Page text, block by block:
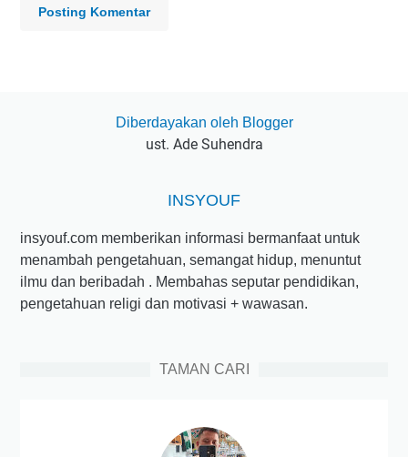
Posting Komentar
Diberdayakan oleh Blogger
ust. Ade Suhendra
INSYOUF
insyouf.com memberikan informasi bermanfaat untuk
menambah pengetahuan, semangat hidup, menuntut
ilmu dan beribadah . Membahas seputar pendidikan,
pengetahuan religi dan motivasi + wawasan.
TAMAN CARI